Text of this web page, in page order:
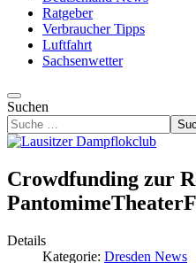
Ratgeber
Verbraucher Tipps
Luftfahrt
Sachsenwetter
Suchen
Crowdfunding zur
Details
Kategorie: Dresden News